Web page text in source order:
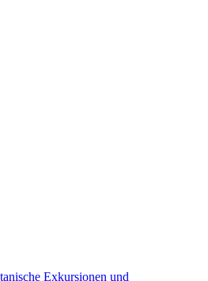
Exkursionen und